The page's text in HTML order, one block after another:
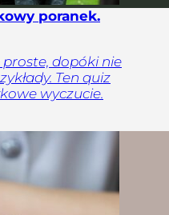
poranek.
dopóki nie
Ten quiz
wyczucie.